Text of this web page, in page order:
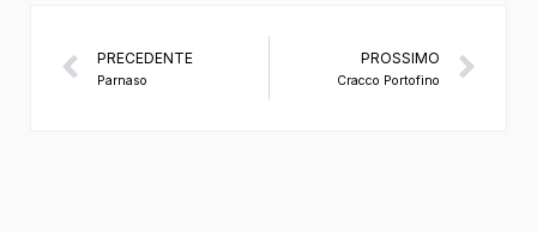
PRECEDENTE
Parnaso
PROSSIMO
Cracco Portofino